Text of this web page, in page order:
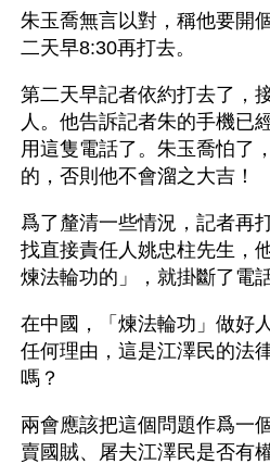
朱玉喬無言以對，稱他要開
二天早8:30再打去。
第二天早記者依約打去了，
人。他告訴記者朱的手機已
用這隻電話了。朱玉喬怕了
的，否則他不會溜之大吉！
爲了釐清一些情況，記者再
找直接責任人姚忠柱先生，
煉法輪功的」，就掛斷了電
在中國，「煉法輪功」做好
任何理由，這是江澤民的法
嗎？
兩會應該把這個問題作爲一
賣國賊、屠夫江澤民是否有